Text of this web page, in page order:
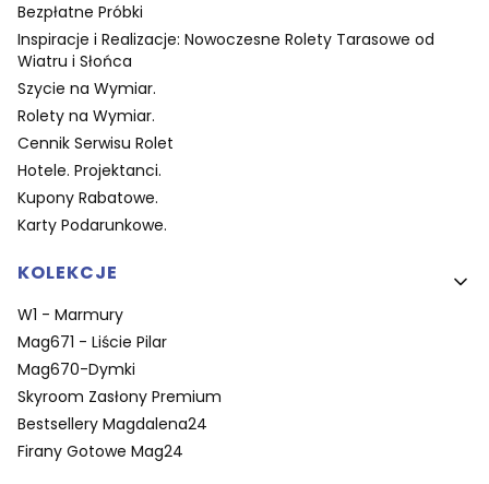
Bezpłatne Próbki
Inspiracje i Realizacje: Nowoczesne Rolety Tarasowe od
Wiatru i Słońca
Szycie na Wymiar.
Rolety na Wymiar.
Cennik Serwisu Rolet
Hotele. Projektanci.
Kupony Rabatowe.
Karty Podarunkowe.
KOLEKCJE
W1 - Marmury
Mag671 - Liście Pilar
Mag670-Dymki
Skyroom Zasłony Premium
Bestsellery Magdalena24
Firany Gotowe Mag24